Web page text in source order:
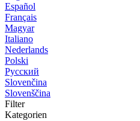
Español
Français
Magyar
Italiano
Nederlands
Polski
Русский
Slovenčina
Slovenščina
Filter
Kategorien